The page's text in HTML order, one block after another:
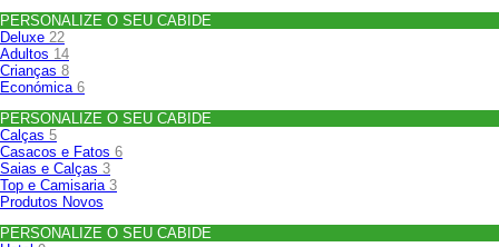
PERSONALIZE O SEU CABIDE
Deluxe 22
Adultos 14
Crianças 8
Económica 6
PERSONALIZE O SEU CABIDE
Calças 5
Casacos e Fatos 6
Saias e Calças 3
Top e Camisaria 3
Produtos Novos
PERSONALIZE O SEU CABIDE